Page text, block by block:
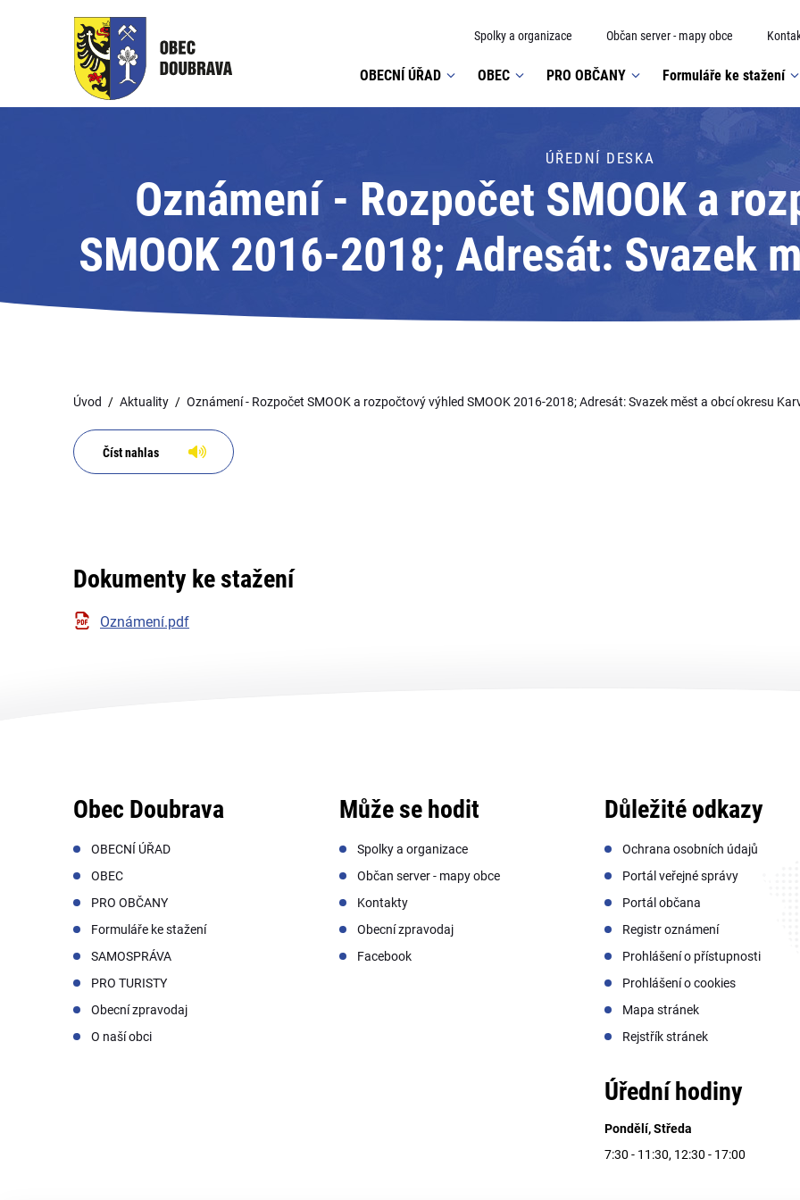
Spolky a organizace Občan server - mapy obce
OBECNÍ ÚŘAD OBEC PRO OBČANY Formuláře ke stažení
ÚŘEDNÍ DESKA
Oznámení - Rozpočet SMOOK a
SMOOK 2016-2018; Adresát: Svazek
Karviná
Úvod Aktuality Oznámení - Rozpočet SMOOK a rozpočtový výhled SMOOK 2016-2018; Adresát: Svazek měst a obcí okresu
Číst nahlas
Dokumenty ke stažení
Oznámení.pdf
Obec Doubrava
OBECNÍ ÚŘAD
OBEC
PRO OBČANY
Formuláře ke stažení
SAMOSPRÁVA
PRO TURISTY
Obecní zpravodaj
O naší obci
Může se hodit
Spolky a organizace
Občan server - mapy obce
Kontakty
Obecní zpravodaj
Facebook
Důležité odkazy
Ochrana osobních údajů
Portál veřejné správy
Portál občana
Registr oznámení
Prohlášení o přístupnosti
Prohlášení o cookies
Mapa stránek
Rejstřík stránek
Úřední hodiny
Pondělí, Středa
7:30 - 11:30, 12:30 - 17:00